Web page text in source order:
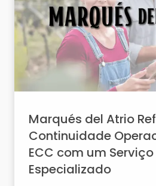
Marqués del Atrio
Continuidade
ECC com um Serviço
Especializado